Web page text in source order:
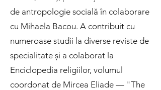
de antropologie socială în colaborare
cu Mihaela Bacou. A contribuit cu
numeroase studii la diverse reviste de
specialitate și a colaborat la
Enciclopedia religiilor, volumul
coordonat de Mircea Eliade — "The